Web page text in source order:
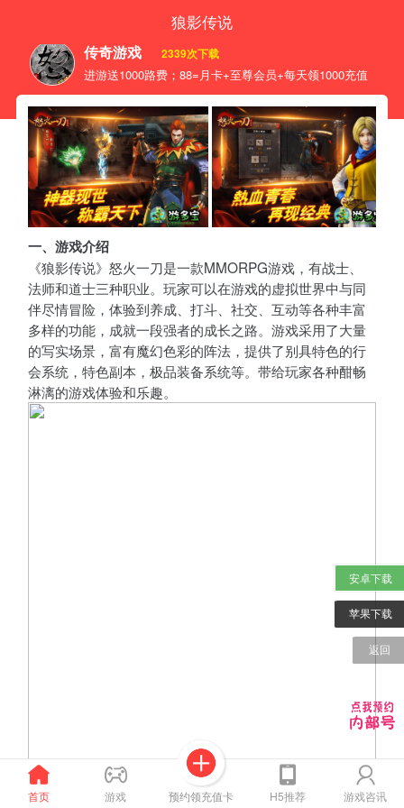
首页 游戏 预约领充值卡 H5推荐 游戏咨讯
安卓下载
苹果下载
返回
狼影传说
传奇游戏 2339次下载
进游送1000路费；88=月卡+至尊会员+每天领1000充值；线
一、游戏介绍
《狼影传说》怒火一刀是一款MMORPG游戏，有战士、
法师和道士三种职业。玩家可以在游戏的虚拟世界中与同
伴尽情冒险，体验到养成、打斗、社交、互动等各种丰富
多样的功能，成就一段强者的成长之路。游戏采用了大量
的写实场景，富有魔幻色彩的阵法，提供了别具特色的行
会系统，特色副本，极品装备系统等。带给玩家各种酣畅
淋漓的游戏体验和乐趣。